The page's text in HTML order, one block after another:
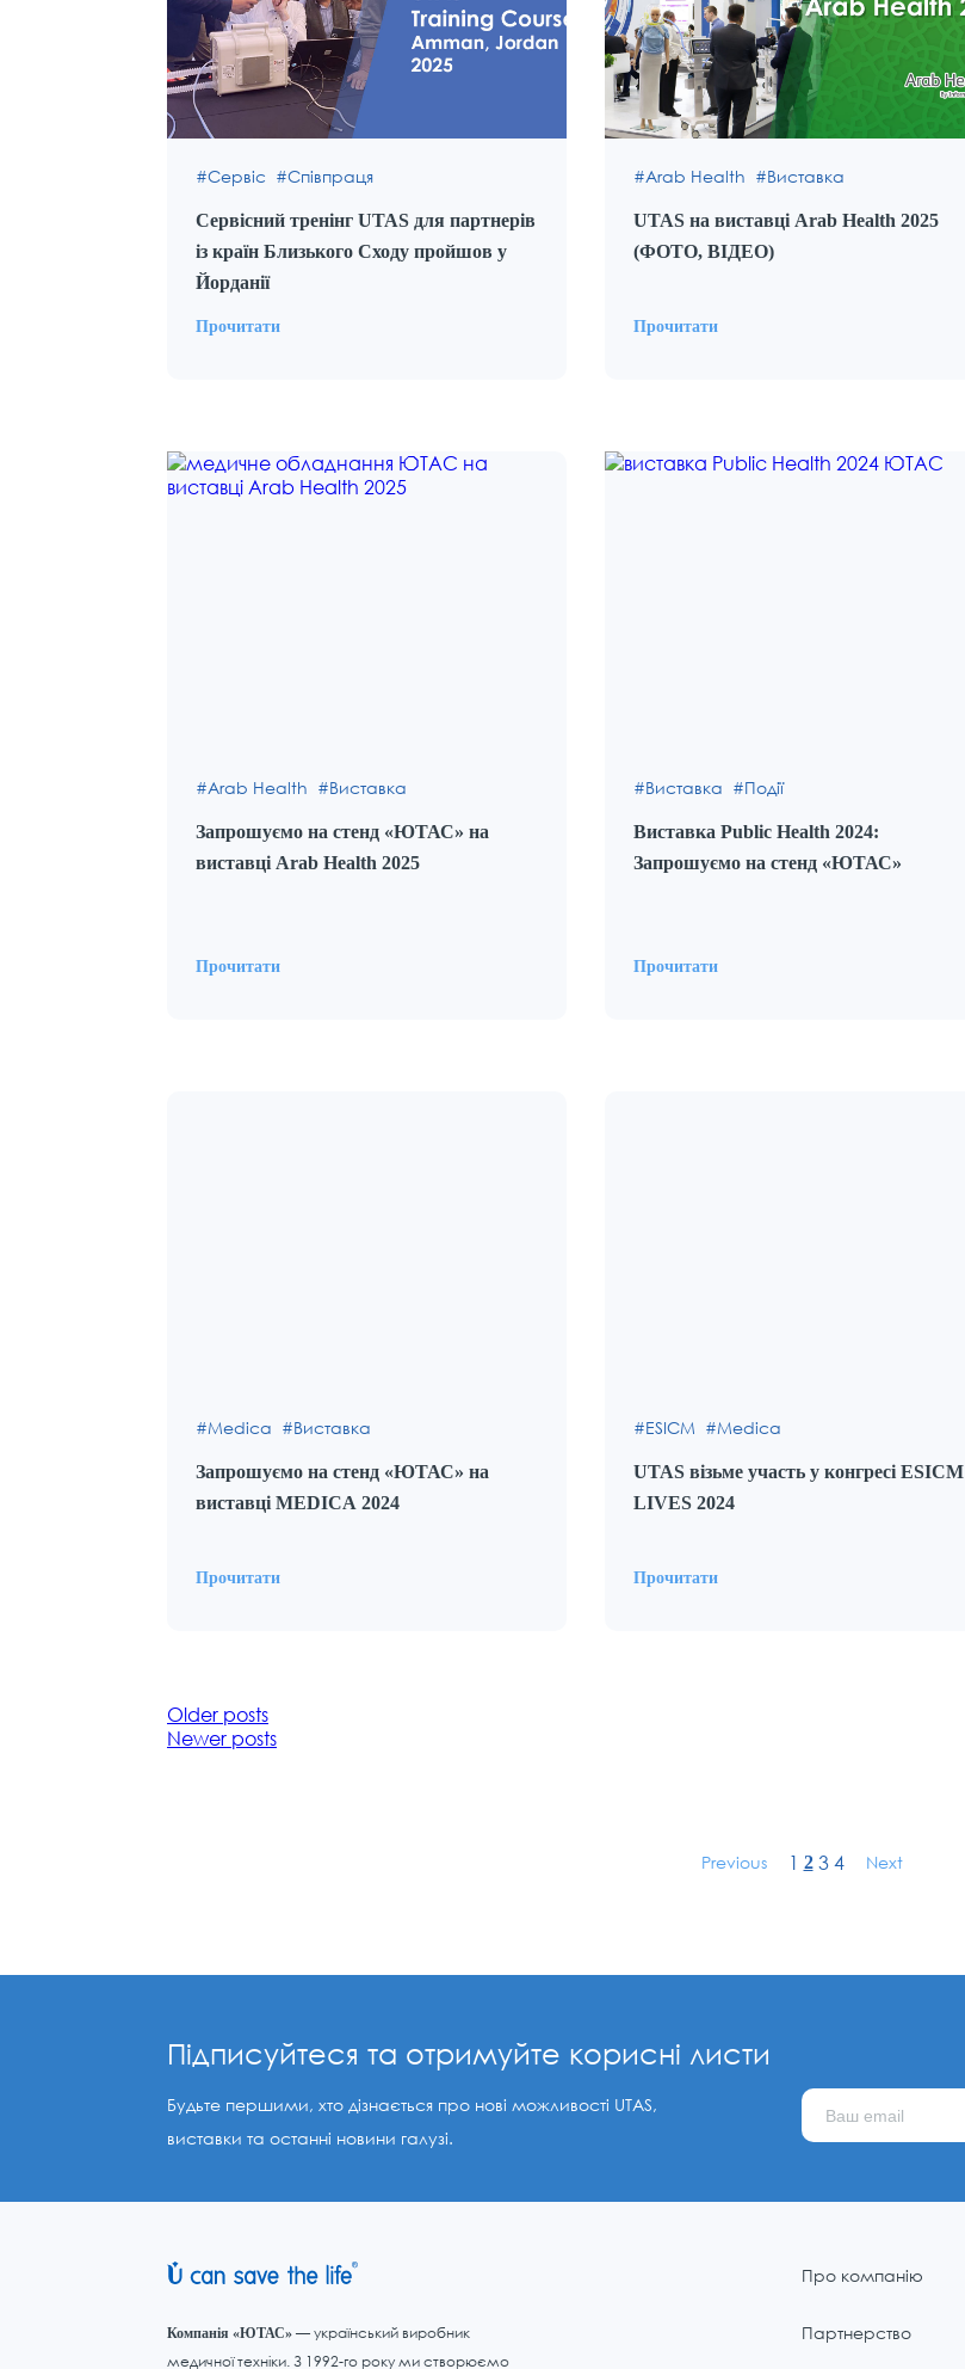
Сервіс Співпраця
Сервісний тренінг UTAS для партнерів
із країн Близького Сходу пройшов у
Йорданії
Прочитати
Arab Health Виставка
UTAS на виставці Arab Health 2025
(ФОТО, ВІДЕО)
Прочитати
Arab Health Виставка
Запрошуємо на стенд «ЮТАС» на
виставці Arab Health 2025
Прочитати
Виставка Події
Виставка Public Health 2024:
Запрошуємо на стенд «ЮТАС»
Прочитати
Medica Виставка
Запрошуємо на стенд «ЮТАС» на
виставці MEDICA 2024
Прочитати
ESICM Medica
UTAS візьме участь у конгресі ESICM
LIVES 2024
Прочитати
Posts
navigation
Older posts
Newer posts
Previous 1 2 3 4 Next
Підписуйтеся та отримуйте корисні листи
Будьте першими, хто дізнається про нові можливості UTAS,
виставки та останні новини галузі.
Компанія «ЮТАС» — український виробник
медичної техніки. З 1992-го року ми створюємо
Про компанію
Партнерство